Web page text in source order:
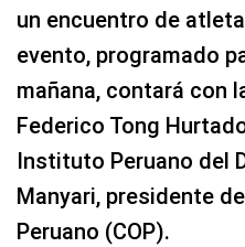
un encuentro de
evento, programado
mañana, contará con
Federico Tong
Instituto Peruano del
Manyari, presidente
Peruano (COP).